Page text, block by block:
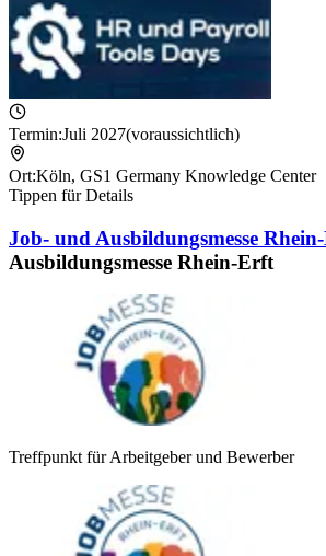
Termin:Juli 2027(voraussichtlich)
Ort:Köln, GS1 Germany Knowledge Center
Tippen für Details
Job- und Ausbildungsmesse
Ausbildungsmesse Rhein-Erft
Treffpunkt für Arbeitgeber und Bewerber